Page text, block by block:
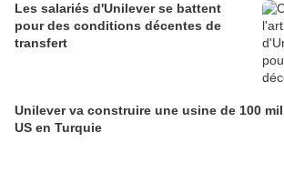
Les salariés d'Unilever se battent
pour des conditions décentes de
transfert
Unilever va construire une usine de 100
US en Turquie